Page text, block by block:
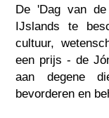
De 'Dag van
IJslands te
cultuur,
een prijs - de
aan degene
bevorderen en